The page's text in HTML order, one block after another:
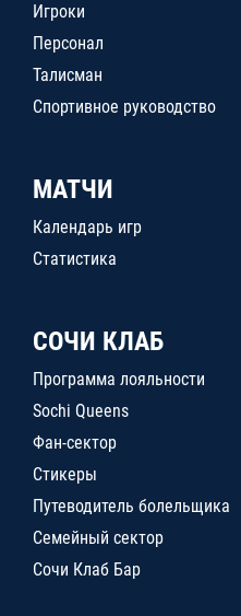
Игроки
Персонал
Талисман
Спортивное руководство
МАТЧИ
Календарь игр
Статистика
СОЧИ КЛАБ
Программа лояльности
Sochi Queens
Фан-сектор
Стикеры
Путеводитель болельщика
Семейный сектор
Сочи Клаб Бар